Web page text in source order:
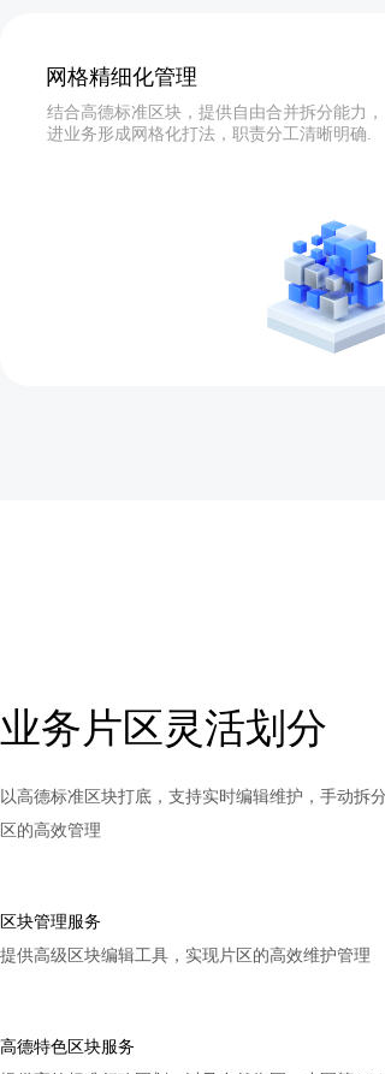
网格精细化管理
结合高德标准区块，提供自由合并拆分能力，
进业务形成网格化打法，职责分工清晰明确.
业务片区灵活划分
以高德标准区块打底，支持实时编辑维护，手动拆
区的高效管理
区块管理服务
提供高级区块编辑工具，实现片区的高效维护管理
高德特色区块服务